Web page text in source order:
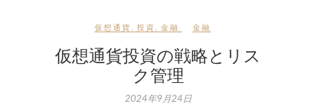
仮想通貨 投資 金融 金融
仮想通貨投資の戦略とリス
ク管理
2024年9月24日